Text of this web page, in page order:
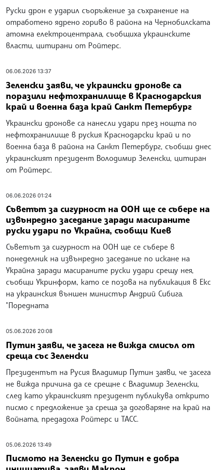
Руски дрон е ударил съоръжение за съхранение на
отработено ядрено гориво в района на Чернобилската
атомна електроцентрала, съобщиха украинските
власти, цитирани от Ройтерс.
06.06.2026 13:37
Зеленски заяви, че украински дронове са
поразили нефтохранилище в Краснодарския
край и военна база край Санкт Петербург
Украински дронове са нанесли удари през нощта по
нефтохранилище в руския Краснодарски край и по
военна база в района на Санкт Петербург, съобщи днес
украинският президент Володимир Зеленски, цитиран
от Ройтерс.
06.06.2026 01:24
Съветът за сигурност на ООН ще се събере на
извънредно заседание заради масираните
руски удари по Украйна, съобщи Киев
Съветът за сигурност на ООН ще се събере в
понеделник на извънредно заседание по искане на
Украйна заради масираните руски удари срещу нея,
съобщи Укринформ, като се позова на публикация в Екс
на украинския външен министър Андрий Сибига.
"Поредната
05.06.2026 20:08
Путин заяви, че засега не вижда смисъл от
среща със Зеленски
Президентът на Русия Владимир Путин заяви, че засега
не вижда причина да се срещне с Владимир Зеленски,
след като украинският президент публикува открито
писмо с предложение за среща за договаряне на край на
войната, предадоха Ройтерс и ТАСС.
05.06.2026 13:49
Писмото на Зеленски до Путин е добра